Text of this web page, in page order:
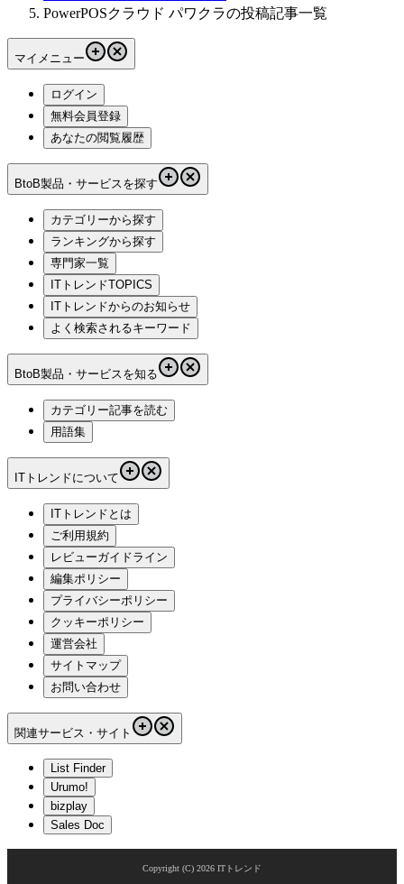
PowerPOSクラウド パワクラの投稿記事一覧
マイメニュー
ログイン
無料会員登録
あなたの閲覧履歴
BtoB製品・サービスを探す
カテゴリーから探す
ランキングから探す
専門家一覧
ITトレンドTOPICS
ITトレンドからのお知らせ
よく検索されるキーワード
BtoB製品・サービスを知る
カテゴリー記事を読む
用語集
ITトレンドについて
ITトレンドとは
ご利用規約
レビューガイドライン
編集ポリシー
プライバシーポリシー
クッキーポリシー
運営会社
サイトマップ
お問い合わせ
関連サービス・サイト
List Finder
Urumo!
bizplay
Sales Doc
Copyright (C) 2026 ITトレンド